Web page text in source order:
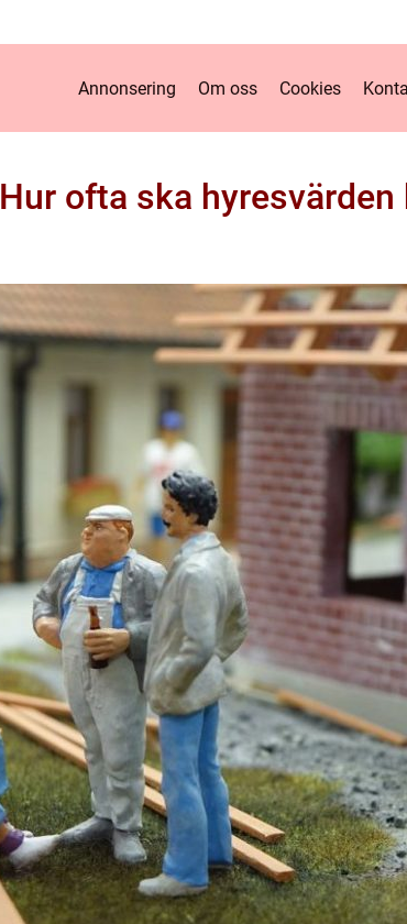
Annonsering Om oss Cookies
Hur ofta ska hyresvärden